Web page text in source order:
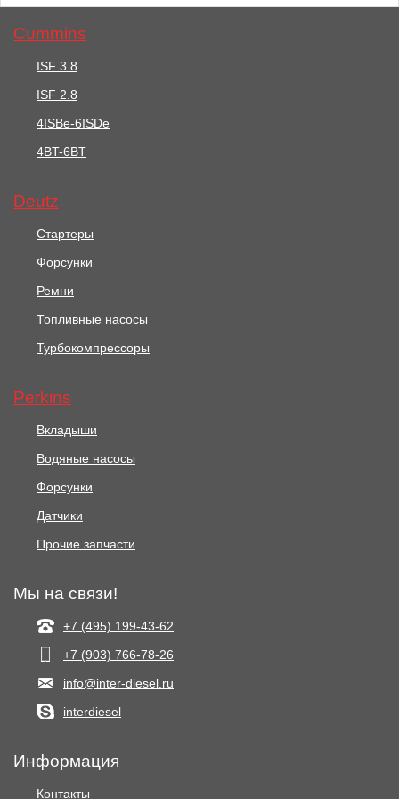
2570 руб.
Ремень Генератора /
Cummins
ISF 3.8
ISF 2.8
4ISBe-6ISDe
4BT-6BT
Deutz
Стартеры
Форсунки
Ремни
Топливные насосы
Турбокомпрессоры
Perkins
Вкладыши
Водяные насосы
Форсунки
Датчики
Прочие запчасти
Мы на связи!
+7 (495) 199-43-62
+7 (903) 766‑78-26
info@inter-diesel.ru
interdiesel
Информация
Контакты